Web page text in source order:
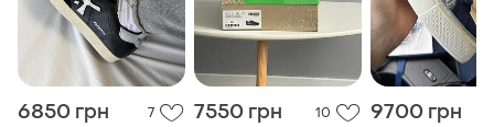
6850 грн 7 7550 грн 10 9700 грн